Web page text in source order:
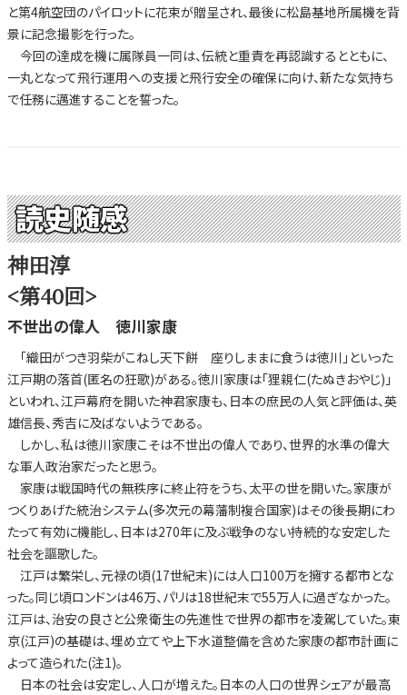
と第4航空団のパイロットに花束が贈呈され、最後に松島基地所属機を背
景に記念撮影を行った。
今回の達成を機に属隊員一同は、伝統と重責を再認識するとともに、
一丸となって飛行運用への支援と飛行安全の確保に向け、新たな気持ち
で任務に邁進することを誓った。
読史随感
神田淳
<第40回>
不世出の偉人 徳川家康
「織田がつき羽柴がこねし天下餅 座りしままに食うは徳川」といった
江戸期の落首(匿名の狂歌)がある。徳川家康は「狸親仁(たぬきおやじ)」
といわれ、江戸幕府を開いた神君家康も、日本の庶民の人気と評価は、英
雄信長、秀吉に及ばないようである。
しかし、私は徳川家康こそは不世出の偉人であり、世界的水準の偉大
な軍人政治家だったと思う。
家康は戦国時代の無秩序に終止符をうち、太平の世を開いた。家康が
つくりあげた統治システム(多次元の幕藩制複合国家)はその後長期にわ
たって有効に機能し、日本は270年に及ぶ戦争のない持続的な安定した
社会を謳歌した。
江戸は繁栄し、元禄の頃(17世紀末)には人口100万を擁する都市とな
った。同じ頃ロンドンは46万、パリは18世紀末で55万人に過ぎなかった。
江戸は、治安の良さと公衆衛生の先進性で世界の都市を凌駕していた。東
京(江戸)の基礎は、埋め立てや上下水道整備を含めた家康の都市計画に
よって造られた(注1)。
日本の社会は安定し、人口が増えた。日本の人口の世界シェアが最高